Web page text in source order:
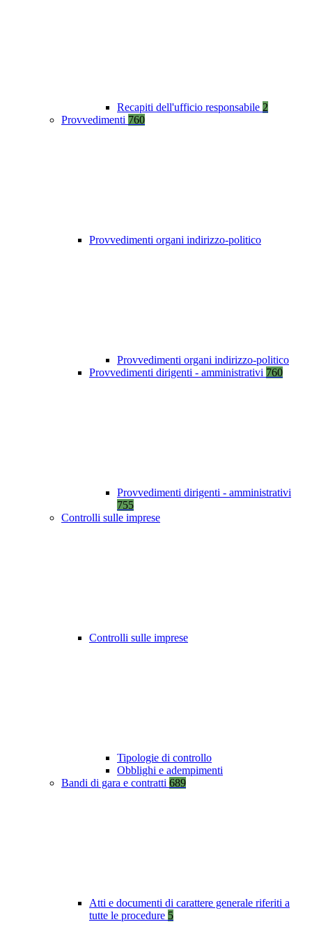
Recapiti dell'ufficio responsabile 2
Provvedimenti 760
Provvedimenti organi indirizzo-politico
Provvedimenti organi indirizzo-politico
Provvedimenti dirigenti - amministrativi 760
Provvedimenti dirigenti - amministrativi
755
Controlli sulle imprese
Controlli sulle imprese
Tipologie di controllo
Obblighi e adempimenti
Bandi di gara e contratti 689
Atti e documenti di carattere generale riferiti a
tutte le procedure 5